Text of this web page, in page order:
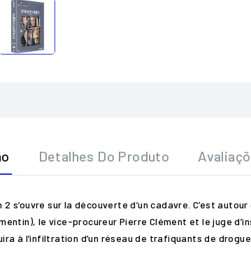
Detalhes Do Produto
s’ouvre sur la découverte d’un cadavre. C’est
le vice-procureur Pierre Clément et le juge
à l’infiltration d’un réseau de trafiquants de